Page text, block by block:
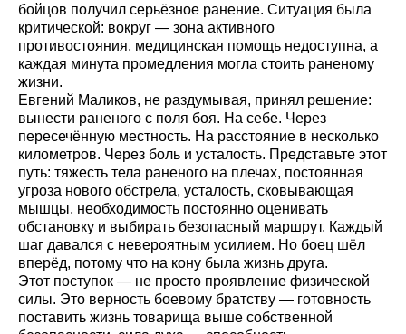
бойцов получил серьёзное ранение. Ситуация была
критической: вокруг — зона активного
противостояния, медицинская помощь недоступна, а
каждая минута промедления могла стоить раненому
жизни.
Евгений Маликов, не раздумывая, принял решение:
вынести раненого с поля боя. На себе. Через
пересечённую местность. На расстояние в несколько
километров. Через боль и усталость. Представьте этот
путь: тяжесть тела раненого на плечах, постоянная
угроза нового обстрела, усталость, сковывающая
мышцы, необходимость постоянно оценивать
обстановку и выбирать безопасный маршрут. Каждый
шаг давался с невероятным усилием. Но боец шёл
вперёд, потому что на кону была жизнь друга.
Этот поступок — не просто проявление физической
силы. Это верность боевому братству — готовность
поставить жизнь товарища выше собственной